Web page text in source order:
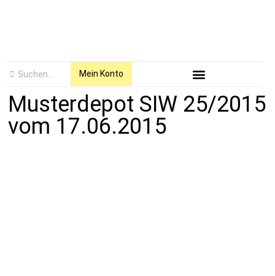
Mein Konto
Musterdepot SIW 25/2015
vom 17.06.2015